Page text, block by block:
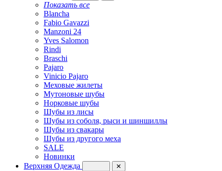
Показать все
Blancha
Fabio Gavazzi
Manzoni 24
Yves Salomon
Rindi
Braschi
Pajaro
Vinicio Pajaro
Меховые жилеты
Мутоновые шубы
Норковые шубы
Шубы из лисы
Шубы из соболя, рыси и шиншиллы
Шубы из свакары
Шубы из другого меха
SALE
Новинки
Верхняя Одежда
✕